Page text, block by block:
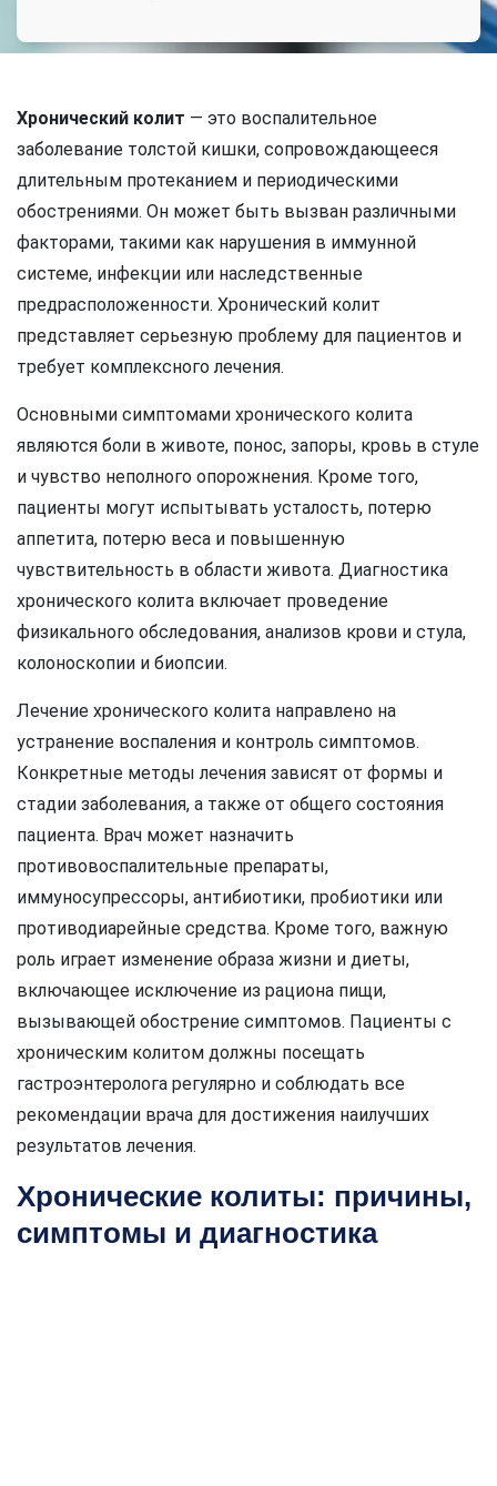
Хронический колит — это воспалительное
заболевание толстой кишки, сопровождающееся
длительным протеканием и периодическими
обострениями. Он может быть вызван различными
факторами, такими как нарушения в иммунной
системе, инфекции или наследственные
предрасположенности. Хронический колит
представляет серьезную проблему для пациентов и
требует комплексного лечения.
Основными симптомами хронического колита
являются боли в животе, понос, запоры, кровь в стуле
и чувство неполного опорожнения. Кроме того,
пациенты могут испытывать усталость, потерю
аппетита, потерю веса и повышенную
чувствительность в области живота. Диагностика
хронического колита включает проведение
физикального обследования, анализов крови и стула,
колоноскопии и биопсии.
Лечение хронического колита направлено на
устранение воспаления и контроль симптомов.
Конкретные методы лечения зависят от формы и
стадии заболевания, а также от общего состояния
пациента. Врач может назначить
противовоспалительные препараты,
иммуносупрессоры, антибиотики, пробиотики или
противодиарейные средства. Кроме того, важную
роль играет изменение образа жизни и диеты,
включающее исключение из рациона пищи,
вызывающей обострение симптомов. Пациенты с
хроническим колитом должны посещать
гастроэнтеролога регулярно и соблюдать все
рекомендации врача для достижения наилучших
результатов лечения.
Хронические колиты: причины,
симптомы и диагностика